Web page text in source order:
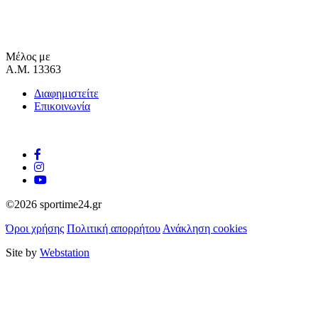
Μέλος με
Α.Μ. 13363
Διαφημιστείτε
Επικοινωνία
©2026 sportime24.gr
Όροι χρήσης Πολιτική απορρήτου Ανάκληση cookies
Site by Webstation